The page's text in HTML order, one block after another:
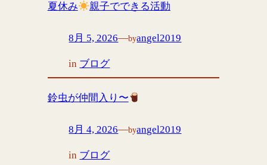
夏休み 親子でできる活動
8月 5, 2026—byangel2019
in ブログ
鈴虫が仲間入り〜
8月 4, 2026—byangel2019
in ブログ